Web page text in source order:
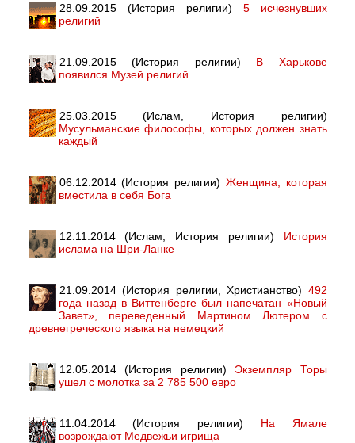
28.09.2015 (История религии) 5 исчезнувших
религий
21.09.2015 (История религии) В Харькове
появился Музей религий
25.03.2015 (Ислам, История религии)
Мусульманские философы, которых должен знать
каждый
06.12.2014 (История религии) Женщина, которая
вместила в себя Бога
12.11.2014 (Ислам, История религии) История
ислама на Шри-Ланке
21.09.2014 (История религии, Христианство) 492
года назад в Виттенберге был напечатан «Новый
Завет», переведенный Мартином Лютером с
древнегреческого языка на немецкий
12.05.2014 (История религии) Экземпляр Торы
ушел с молотка за 2 785 500 евро
11.04.2014 (История религии) На Ямале
возрождают Медвежьи игрища